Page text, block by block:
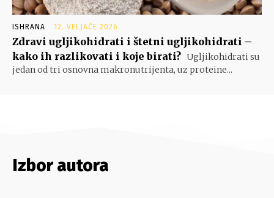
ISHRANA 12. VELJAČE 2026.
Zdravi ugljikohidrati i štetni ugljikohidrati –
kako ih razlikovati i koje birati? Ugljikohidrati su
jedan od tri osnovna makronutrijenta, uz proteine...
Izbor autora